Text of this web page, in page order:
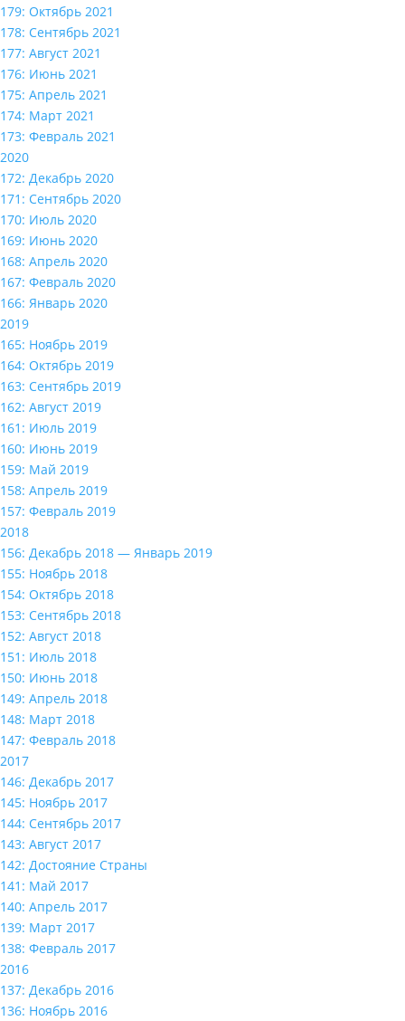
179: Октябрь 2021
178: Сентябрь 2021
177: Август 2021
176: Июнь 2021
175: Апрель 2021
174: Март 2021
173: Февраль 2021
2020
172: Декабрь 2020
171: Сентябрь 2020
170: Июль 2020
169: Июнь 2020
168: Апрель 2020
167: Февраль 2020
166: Январь 2020
2019
165: Ноябрь 2019
164: Октябрь 2019
163: Сентябрь 2019
162: Август 2019
161: Июль 2019
160: Июнь 2019
159: Май 2019
158: Апрель 2019
157: Февраль 2019
2018
156: Декабрь 2018 — Январь 2019
155: Ноябрь 2018
154: Октябрь 2018
153: Сентябрь 2018
152: Август 2018
151: Июль 2018
150: Июнь 2018
149: Апрель 2018
148: Март 2018
147: Февраль 2018
2017
146: Декабрь 2017
145: Ноябрь 2017
144: Сентябрь 2017
143: Август 2017
142: Достояние Страны
141: Май 2017
140: Апрель 2017
139: Март 2017
138: Февраль 2017
2016
137: Декабрь 2016
136: Ноябрь 2016